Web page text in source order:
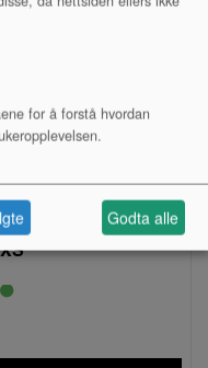
STRIKK
for å forstå hvordan
Godta alle